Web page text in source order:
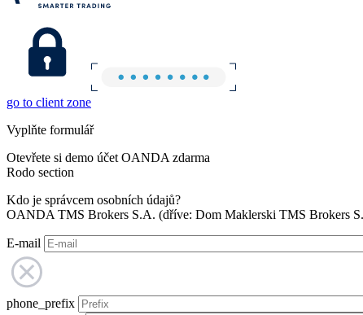
go to client zone
Vyplňte formulář
Otevřete si demo účet OANDA zdarma
Rodo section
Kdo je správcem osobních údajů?
OANDA TMS Brokers S.A. (dříve: Dom Maklerski TMS Brokers
E-mail
phone_prefix